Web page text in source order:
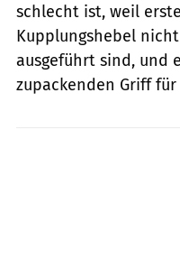
schlecht ist, weil
Kupplungshebel
ausgeführt sind, und
zupackenden Griff